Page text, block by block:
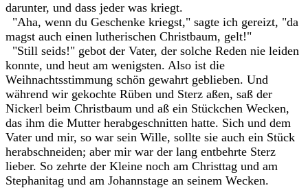
darunter, und dass jeder was kriegt.
"Aha, wenn du Geschenke kriegst," sagte ich gereizt, "da
magst auch einen lutherischen Christbaum, gelt!"
"Still seids!" gebot der Vater, der solche Reden nie leiden
konnte, und heut am wenigsten. Also ist die
Weihnachtsstimmung schön gewahrt geblieben. Und
während wir gekochte Rüben und Sterz aßen, saß der
Nickerl beim Christbaum und aß ein Stückchen Wecken,
das ihm die Mutter herabgeschnitten hatte. Sich und dem
Vater und mir, so war sein Wille, sollte sie auch ein Stück
herabschneiden; aber mir war der lang entbehrte Sterz
lieber. So zehrte der Kleine noch am Christtag und am
Stephanitag und am Johannstage an seinem Wecken.